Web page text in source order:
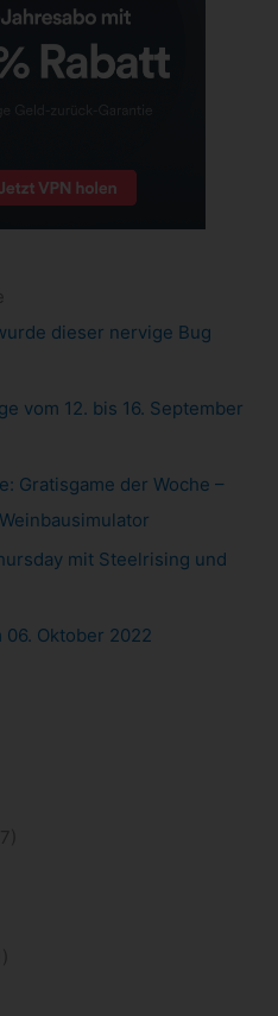
dieser nervige Bug
vom 12. bis 16. September
Gratisgame der Woche –
mit Steelrising und
06. Oktober 2022